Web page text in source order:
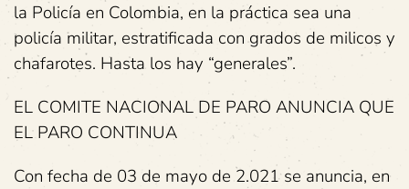
la Policía en Colombia, en la práctica sea una
policía militar, estratificada con grados de milicos y
chafarotes. Hasta los hay “generales”.
EL COMITE NACIONAL DE PARO ANUNCIA QUE
EL PARO CONTINUA
Con fecha de 03 de mayo de 2.021 se anuncia, en